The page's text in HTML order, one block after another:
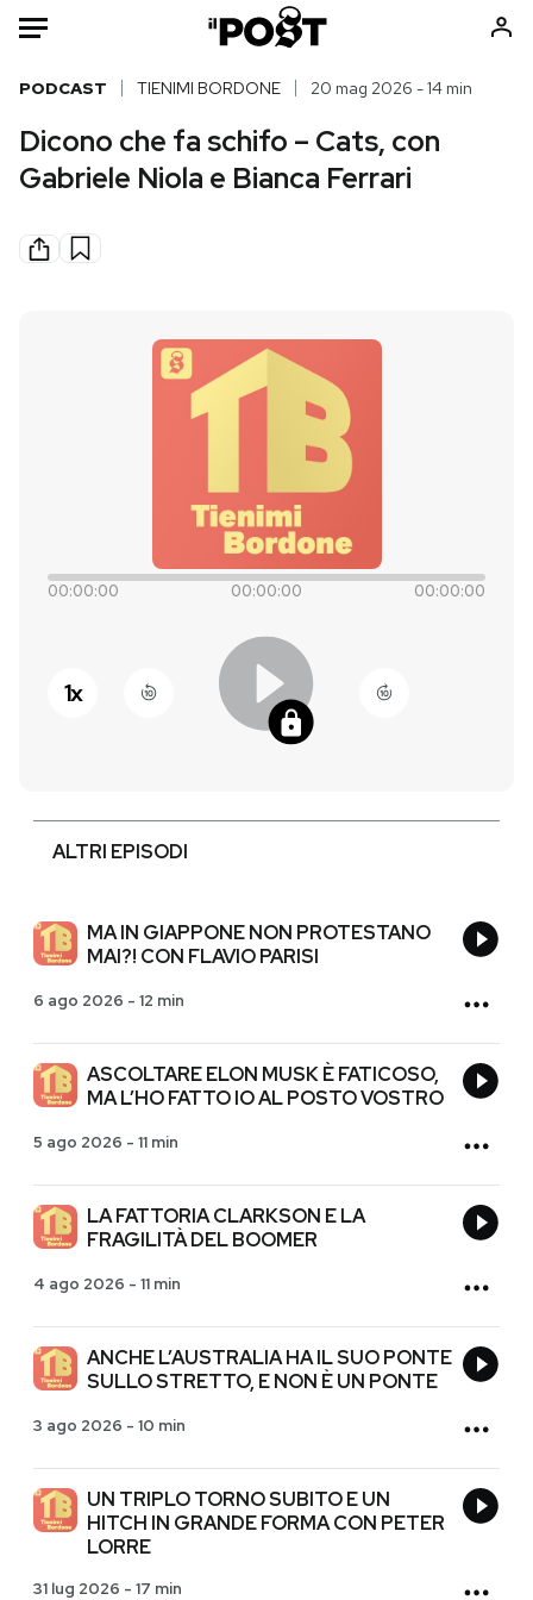
Auto
HOME
Mondo
Politica
Ok Boomer!
Media
Europa
Altrecose
Mondiali calcio 2026
PODCAST
SHOP
AREA PERSONALE
PODCAST TIENIMI BORDONE 20 mag 2026 - 14 min
Dicono che fa schifo – Cats, con
Gabriele Niola e Bianca Ferrari
00:00:00 00:00:00 00:00:00
1x
ALTRI EPISODI
MA IN GIAPPONE NON PROTESTANO
MAI?! CON FLAVIO PARISI
6 ago 2026 - 12 min
ASCOLTARE ELON MUSK È FATICOSO,
MA L’HO FATTO IO AL POSTO VOSTRO
5 ago 2026 - 11 min
LA FATTORIA CLARKSON E LA
FRAGILITÀ DEL BOOMER
4 ago 2026 - 11 min
ANCHE L’AUSTRALIA HA IL SUO PONTE
SULLO STRETTO, E NON È UN PONTE
3 ago 2026 - 10 min
UN TRIPLO TORNO SUBITO E UN
HITCH IN GRANDE FORMA CON PETER
LORRE
31 lug 2026 - 17 min